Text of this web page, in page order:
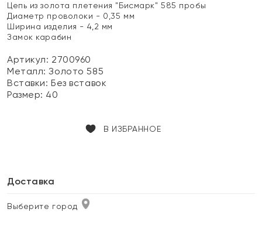
Цепь из золота плетения "Бисмарк" 585 пробы
Диаметр проволоки - 0,35 мм
Ширина изделия - 4,2 мм
Замок карабин
Артикул: 2700960
Металл:Золото 585
Вставки:Без вставок
Размер: 40
В ИЗБРАННОЕ
Доставка
Выберите город